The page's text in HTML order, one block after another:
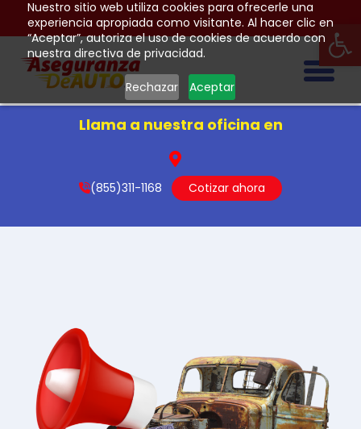
Nuestro sitio web utiliza cookies para ofrecerle una
experiencia apropiada como visitante. Al hacer clic en
“Aceptar”, autoriza el uso de cookies de acuerdo con
nuestra directiva de privacidad.
Rechazar Aceptar
Llama a nuestra oficina en
(855)311-1168 Cotizar ahora